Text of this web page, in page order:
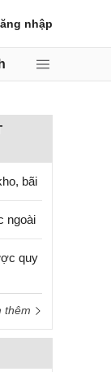
nhập
bãi
ngoài
quy
thêm